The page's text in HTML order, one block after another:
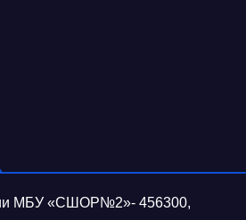
МБУ «СШОР№2»- 456300,